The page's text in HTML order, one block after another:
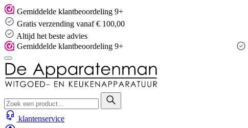
Skip
to
content
Gemiddelde klantbeoordeling 9+
Gratis verzending vanaf € 100,00
Altijd het beste advies
Gemiddelde klantbeoordeling 9+
klantenservice